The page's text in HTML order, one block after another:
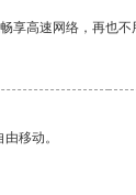
高速网络，再也不
移动。